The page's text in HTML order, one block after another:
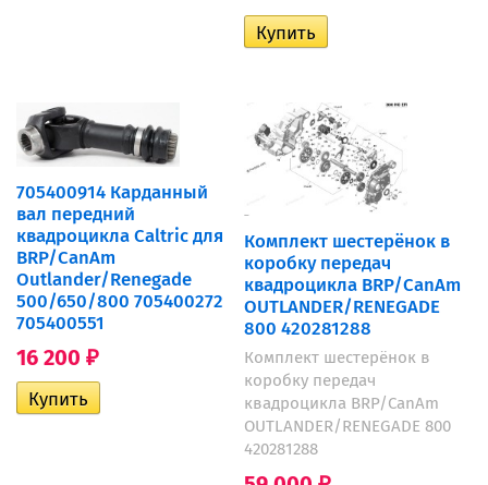
705400914 Карданный
вал передний
квадроцикла Caltric для
BRP/CanAm
Outlander/Renegade
500/650/800 705400272
705400551
16 200 ₽
Комплект шестерёнок в
коробку передач
квадроцикла BRP/CanAm
OUTLANDER/RENEGADE
800 420281288
Комплект шестерёнок в
коробку передач
квадроцикла BRP/CanAm
OUTLANDER/RENEGADE 800
420281288